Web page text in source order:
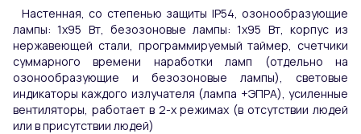
Настенная, со степенью защиты IP54, озонообразующие
лампы: 1х95 Вт, безозоновые лампы: 1х95 Вт, корпус из
нержавеющей стали, программируемый таймер, счетчики
суммарного времени наработки ламп (отдельно на
озонообразующие и безозоновые лампы), световые
индикаторы каждого излучателя (лампа +ЭПРА), усиленные
вентиляторы, работает в 2-х режимах (в отсутствии людей
или в присутствии людей)